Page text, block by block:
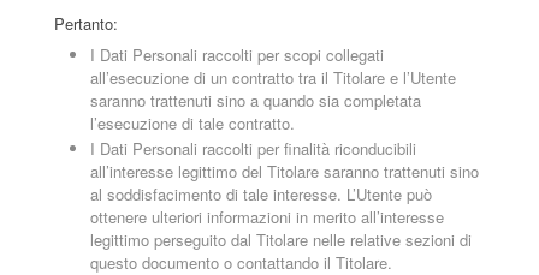
Pertanto:
I Dati Personali raccolti per scopi collegati
all’esecuzione di un contratto tra il Titolare e l’Utente
saranno trattenuti sino a quando sia completata
l’esecuzione di tale contratto.
I Dati Personali raccolti per finalità riconducibili
all’interesse legittimo del Titolare saranno trattenuti sino
al soddisfacimento di tale interesse. L’Utente può
ottenere ulteriori informazioni in merito all’interesse
legittimo perseguito dal Titolare nelle relative sezioni di
questo documento o contattando il Titolare.